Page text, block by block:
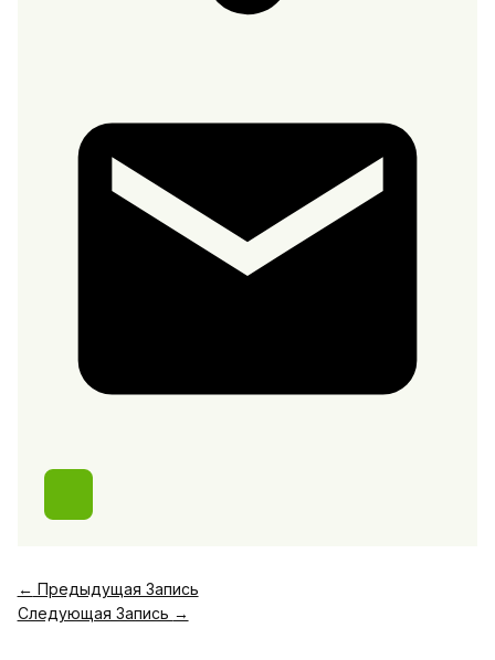
← Предыдущая Запись
Следующая Запись →